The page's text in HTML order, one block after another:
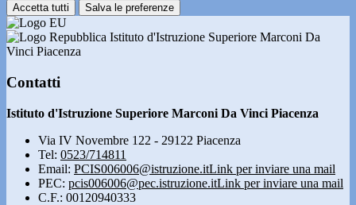
Accetta tutti Salva le preferenze
Istituto d'Istruzione Superiore Marconi Da
Vinci Piacenza
Contatti
Istituto d'Istruzione Superiore Marconi Da Vinci Piacenza
Via IV Novembre 122 - 29122 Piacenza
Tel: 0523/714811
Email: PCIS006006@istruzione.itLink per inviare una mail
PEC: pcis006006@pec.istruzione.itLink per inviare una mail
C.F.: 00120940333